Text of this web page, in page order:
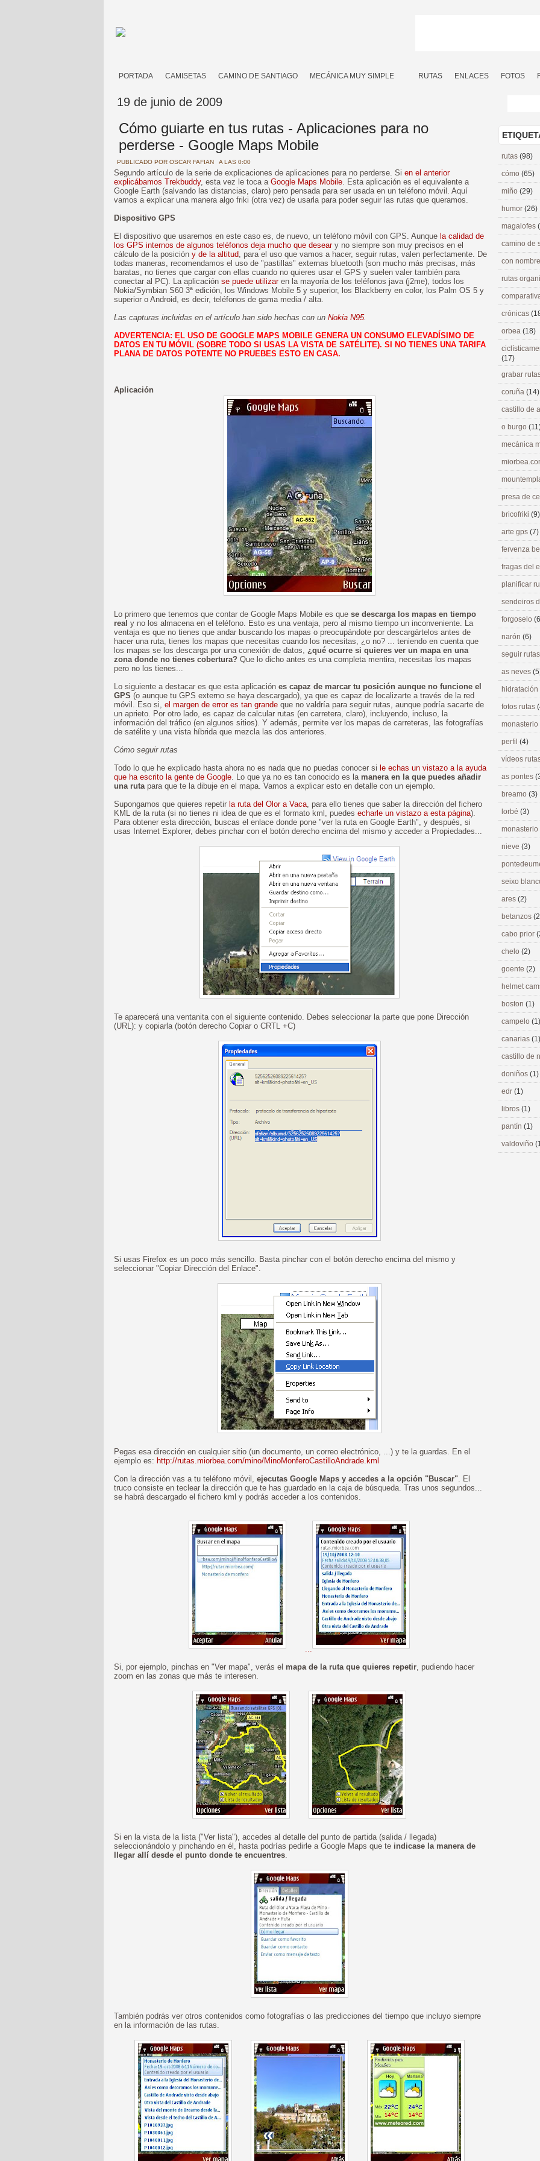
PORTADA CAMISETAS CAMINO DE SANTIAGO MECÁNICA MUY SIMPLE RUTAS ENLACES FOTOS
19 de junio de 2009
Cómo guiarte en tus rutas - Aplicaciones para no
perderse - Google Maps Mobile
PUBLICADO POR OSCAR FAFIAN A LAS 0:00
Segundo artículo de la serie de explicaciones de aplicaciones para no perderse. Si en el anterior
explicábamos Trekbuddy, esta vez le toca a Google Maps Mobile. Esta aplicación es el equivalente a
Google Earth (salvando las distancias, claro) pero pensada para ser usada en un teléfono móvil. Aquí
vamos a explicar una manera algo friki (otra vez) de usarla para poder seguir las rutas que queramos.
Dispositivo GPS
El dispositivo que usaremos en este caso es, de nuevo, un teléfono móvil con GPS. Aunque la calidad de
los GPS internos de algunos teléfonos deja mucho que deseary no siempre son muy precisos en el
cálculo de la posición y de la altitud, para el uso que vamos a hacer, seguir rutas, valen perfectamente. De
todas maneras, recomendamos el uso de "pastillas" externas bluetooth (son mucho más precisas, más
baratas, no tienes que cargar con ellas cuando no quieres usar el GPS y suelen valer también para
conectar al PC). La aplicación se puede utilizaren la mayoría de los teléfonos java (j2me), todos los
Nokia/Symbian S60 3ª edición, los Windows Mobile 5 y superior, los Blackberry en color, los Palm OS 5 y
superior o Android, es decir, teléfonos de gama media / alta.
Las capturas incluidas en el artículo han sido hechas con un Nokia N95.
ADVERTENCIA: EL USO DE GOOGLE MAPS MOBILE GENERA UN CONSUMO ELEVADÍSIMO DE
DATOS EN TU MÓVIL (SOBRE TODO SI USAS LA VISTA DE SATÉLITE). SI NO TIENES UNA TARIFA
PLANA DE DATOS POTENTE NO PRUEBES ESTO EN CASA.
Aplicación
Lo primero que tenemos que contar de Google Maps Mobile es que se descarga los mapas en tiempo
real y no los almacena en el teléfono. Esto es una ventaja, pero al mismo tiempo un inconveniente. La
ventaja es que no tienes que andar buscando los mapas o preocupándote por descargártelos antes de
hacer una ruta, tienes los mapas que necesitas cuando los necesitas, ¿o no? ... teniendo en cuenta que
los mapas se los descarga por una conexión de datos, ¿qué ocurre si quieres ver un mapa en una
zona donde no tienes cobertura? Que lo dicho antes es una completa mentira, necesitas los mapas
pero no los tienes...
Lo siguiente a destacar es que esta aplicación es capaz de marcar tu posición aunque no funcione el
GPS (o aunque tu GPS externo se haya descargado), ya que es capaz de localizarte a través de la red
móvil. Eso si, el margen de error es tan grande que no valdría para seguir rutas, aunque podría sacarte de
un aprieto. Por otro lado, es capaz de calcular rutas (en carretera, claro), incluyendo, incluso, la
información del tráfico (en algunos sitios). Y además, permite ver los mapas de carreteras, las fotografías
de satélite y una vista híbrida que mezcla las dos anteriores.
Cómo seguir rutas
Todo lo que he explicado hasta ahora no es nada que no puedas conocer si le echas un vistazo a la ayuda
que ha escrito la gente de Google. Lo que ya no es tan conocido es lamanera en la que puedes añadir
una rutapara que te la dibuje en el mapa. Vamos a explicar esto en detalle con un ejemplo.
Supongamos que quieres repetir la ruta del Olor a Vaca, para ello tienes que saber la dirección del fichero
KML de la ruta (si no tienes ni idea de que es el formato kml, puedes echarle un vistazo a esta página).
Para obtener esta dirección, buscas el enlace donde pone "ver la ruta en Google Earth", y después, si
usas Internet Explorer, debes pinchar con el botón derecho encima del mismo y acceder a Propiedades...
Te aparecerá una ventanita con el siguiente contenido. Debes seleccionar la parte que pone Dirección
(URL): y copiarla (botón derecho Copiar o CRTL +C)
Si usas Firefox es un poco más sencillo. Basta pinchar con el botón derecho encima del mismo y
seleccionar "Copiar Dirección del Enlace".
Pegas esa dirección en cualquier sitio (un documento, un correo electrónico, ...) y te la guardas. En el
ejemplo es: http://rutas.miorbea.com/mino/MinoMonferoCastilloAndrade.kml
Con la dirección vas a tu teléfono móvil, ejecutas Google Maps y accedes a la opción "Buscar". El
truco consiste en teclear la dirección que te has guardado en la caja de búsqueda. Tras unos segundos...
se habrá descargado el fichero kml y podrás acceder a los contenidos.
...
Si, por ejemplo, pinchas en "Ver mapa", verás el mapa de la ruta que quieres repetir, pudiendo hacer
zoom en las zonas que más te interesen.
Si en la vista de la lista ("Ver lista"), accedes al detalle del punto de partida (salida / llegada)
seleccionándolo y pinchando en él, hasta podrías pedirle a Google Maps que te indicase la manera de
llegar allí desde el punto donde te encuentres.
También podrás ver otros contenidos como fotografías o las predicciones del tiempo que incluyo siempre
en la información de las rutas.
rutas (98)
cómo (65)
miño (29)
humor (26)
magalofes
camino de
con
rutas
crónicas
orbea (18)
(17)
grabar
coruña (14)
castillo de
o burgo
mecánica
presa de
bricofriki (9)
arte gps (7)
fervenza
fragas del
planificar
sendeiros
forgoselo
narón (6)
seguir
as neves
hidratación
fotos rutas
perfil (4)
vídeos
as pontes
breamo (3)
lorbé (3)
nieve (3)
seixo
ares (2)
betanzos
cabo prior
chelo (2)
goente (2)
helmet
boston (1)
campelo (1)
canarias (1)
castillo de
doniños (1)
edr (1)
libros (1)
pantín (1)
valdoviño